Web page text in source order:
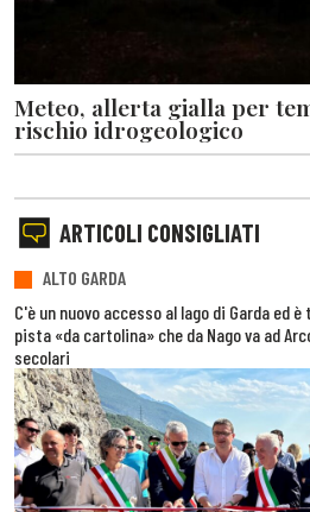
Meteo, allerta gialla per
rischio idrogeologico
ARTICOLI CONSIGLIATI
ALTO GARDA
C'è un nuovo accesso al lago di Garda ed
pista «da cartolina» che da Nago va ad
secolari